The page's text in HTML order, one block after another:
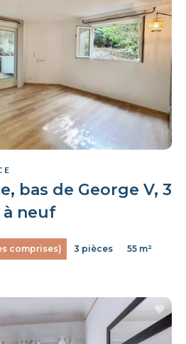
bas de George V, 3
neuf
comprises) 3 pièces 55 m²